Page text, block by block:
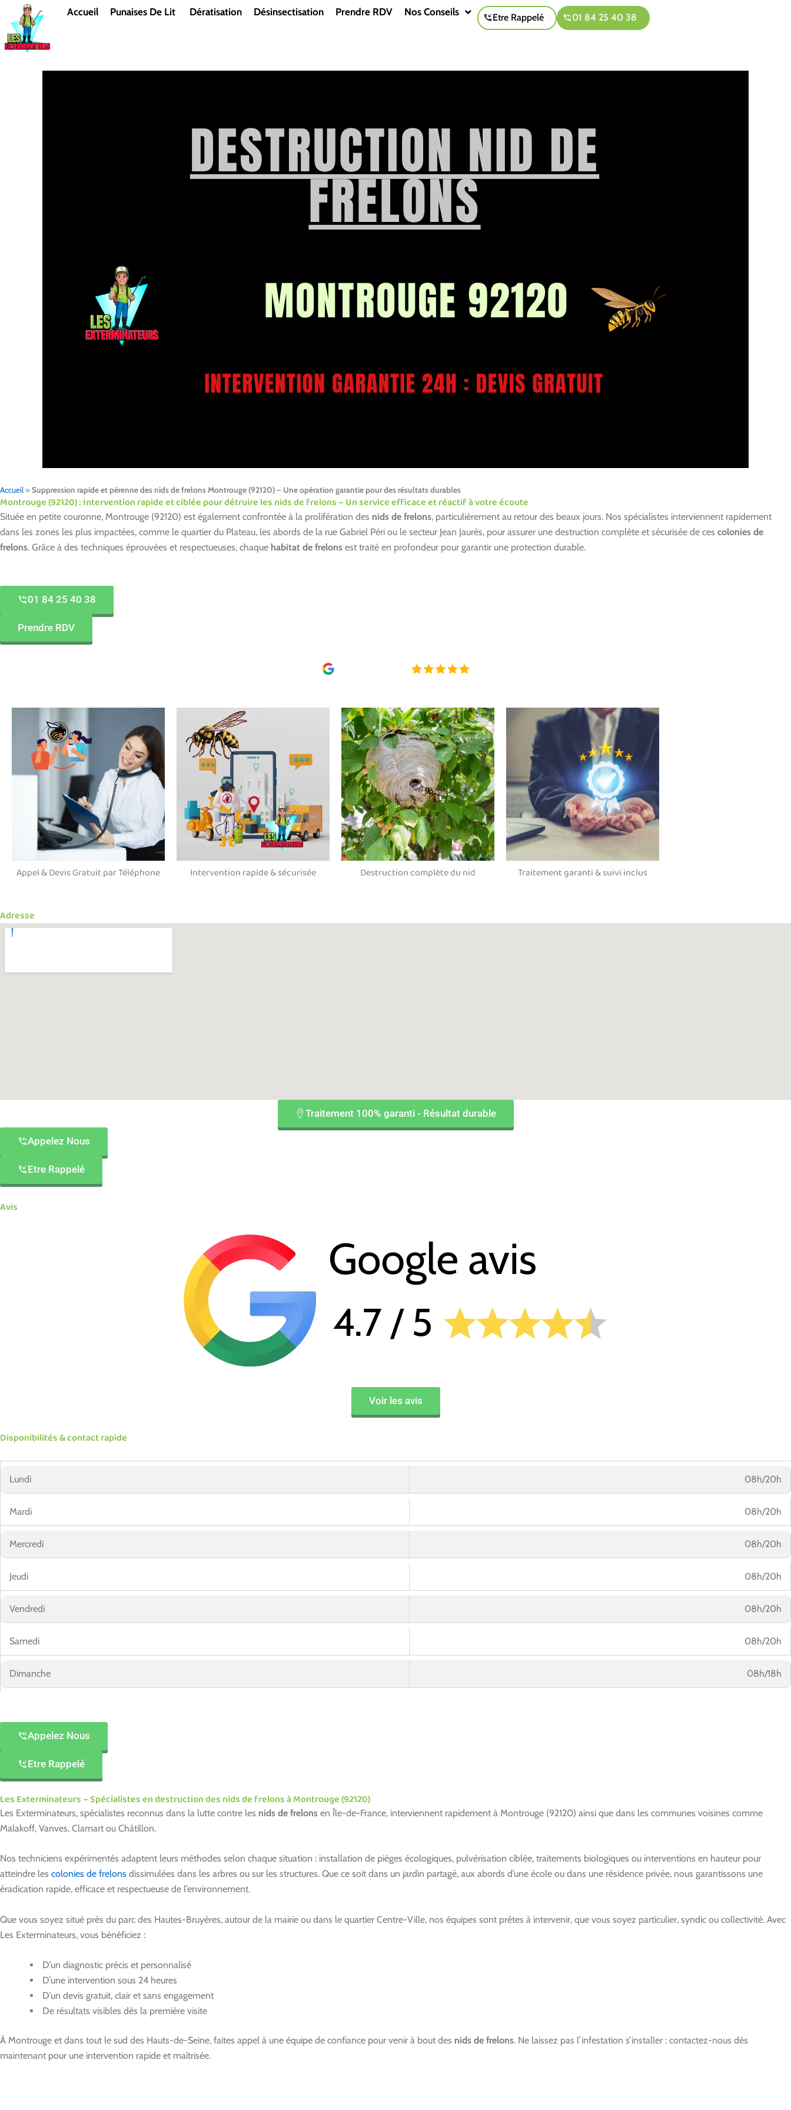
contenu
Accueil Punaises De Lit Dératisation Désinsectisation Prendre RDV Nos Conseils Etre Rappelé 01 84 25 40 38
Accueil »Suppression rapide et pérenne des nids de frelons Montrouge (92120) – Une opération garantie pour des résultats durables
Montrouge (92120) : Intervention rapide et ciblée pour détruire les nids de frelons – Un service efficace et réactif à votre écoute
Située en petite couronne, Montrouge (92120) est également confrontée à la prolifération des nids de frelons, particulièrement au retour des beaux jours. Nos spécialistes interviennent rapidement
dans les zones les plus impactées, comme le quartier du Plateau, les abords de la rue Gabriel Péri ou le secteur Jean Jaurès, pour assurer une destruction complète et sécurisée de ces colonies de
frelons. Grâce à des techniques éprouvées et respectueuses, chaque habitat de frelons est traité en profondeur pour garantir une protection durable.
01 84 25 40 38
Prendre RDV
Appel & Devis Gratuit par Téléphone Intervention rapide & sécurisée Destruction complète du nid Traitement garanti & suivi inclus
Adresse
Traitement 100% garanti - Résultat durable
Appelez Nous
Etre Rappelé
Avis
Voir les avis
Disponibilités & contact rapide
Lundi 08h/20h
Mardi 08h/20h
Mercredi 08h/20h
Jeudi 08h/20h
Vendredi 08h/20h
Samedi 08h/20h
Dimanche 08h/18h
Appelez Nous
Etre Rappelé
Les Exterminateurs – Spécialistes en destruction des nids de frelons à Montrouge (92120)
Les Exterminateurs, spécialistes reconnus dans la lutte contre les nids de frelons en Île-de-France, interviennent rapidement à Montrouge (92120) ainsi que dans les communes voisines comme
Malakoff, Vanves, Clamart ou Châtillon.
Nos techniciens expérimentés adaptent leurs méthodes selon chaque situation : installation de pièges écologiques, pulvérisation ciblée, traitements biologiques ou interventions en hauteur pour
atteindre les colonies de frelons dissimulées dans les arbres ou sur les structures. Que ce soit dans un jardin partagé, aux abords d’une école ou dans une résidence privée, nous garantissons une
éradication rapide, efficace et respectueuse de l’environnement.
Que vous soyez situé près du parc des Hautes-Bruyères, autour de la mairie ou dans le quartier Centre-Ville, nos équipes sont prêtes à intervenir, que vous soyez particulier, syndic ou collectivité. Avec
Les Exterminateurs, vous bénéficiez :
D’un diagnostic précis et personnalisé
D’une intervention sous 24 heures
D’un devis gratuit, clair et sans engagement
De résultats visibles dès la première visite
À Montrouge et dans tout le sud des Hauts-de-Seine, faites appel à une équipe de confiance pour venir à bout des nids de frelons. Ne laissez pas l’infestation s’installer : contactez-nous dès
maintenant pour une intervention rapide et maîtrisée.